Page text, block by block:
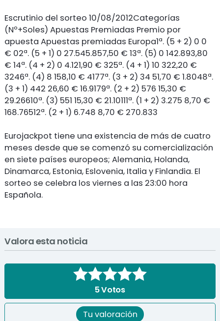
Escrutinio del sorteo 10/08/2012Categorías
(Nº+Soles) Apuestas Premiadas Premio por
apuesta Apuestas premiadas Europa1ª. (5 + 2) 0 0
€ 02ª. (5 + 1) 0 27.545.857,50 € 13ª. (5) 0 142.893,80
€ 14ª. (4 + 2) 0 4.121,90 € 325ª. (4 + 1) 10 322,20 €
3246ª. (4) 8 158,10 € 4177ª. (3 + 2) 34 51,70 € 1.8048ª.
(3 + 1) 442 26,60 € 16.9179ª. (2 + 2) 576 15,30 €
29.26610ª. (3) 551 15,30 € 21.10111ª. (1 + 2) 3.275 8,70 €
168.76512ª. (2 + 1) 6.748 8,70 € 270.833
Eurojackpot tiene una existencia de más de cuatro
meses desde que se comenzó su comercialización
en siete países europeos; Alemania, Holanda,
Dinamarca, Estonia, Eslovenia, Italia y Finlandia. El
sorteo se celebra los viernes a las 23:00 hora
Española.
Valora esta noticia
5Votos
Tu valoración